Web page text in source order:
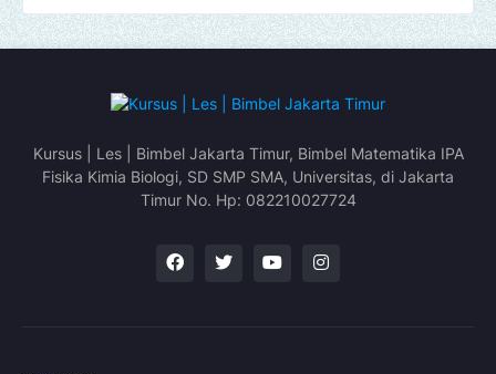
Kursus | Les | Bimbel Jakarta Timur, Bimbel Matematika IPA
Fisika Kimia Biologi, SD SMP SMA, Universitas, di Jakarta
Timur No. Hp: 082210027724